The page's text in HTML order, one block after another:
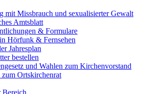
mit Missbrauch und sexualisierter Gewalt
Amtsblatt
& Formulare
Hörfunk & Fernsehen
Jahresplan
bestellen
und Wahlen zum Kirchenvorstand
zum Ortskirchenrat